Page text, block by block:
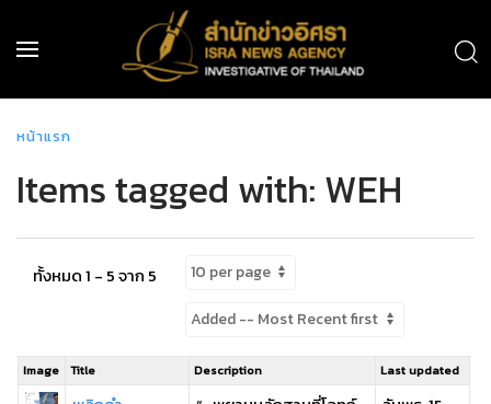
หน้าแรก
Items tagged with: WEH
ทั้งหมด 1 - 5 จาก 5
Image Title Description Last updated